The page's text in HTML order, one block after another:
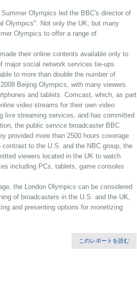
Olympics led the BBC's director of
Olympics". Not only the UK, but many
Olympics to offer a range of
their online contents available only to
major social network services tie-ups
to more than double the number of
Beijing Olympics, with many viewers
and tablets. Comcast, which, as part
video streams for their own video
live streaming services, and has committed
the public service broadcaster BBC
provided more than 2500 hours coverage
to the U.S. and the NBC group, the
viewers located in the UK to watch
including PCs, tablets, game consoles
the London Olympics can be considered
of broadcasters in the U.S. and the UK,
and presenting options for monetizing
このレポートを読む